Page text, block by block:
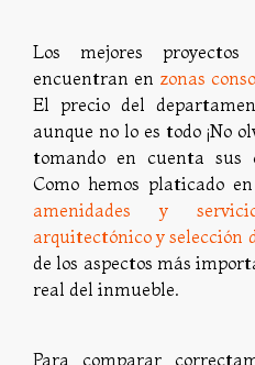
Los mejores
encuentran en zonas
El precio del
aunque no lo es todo ¡No
tomando en cuenta sus
Como hemos platicado
amenidades y
arquitectónico y selección
de los aspectos más
real del inmueble.
Para comparar